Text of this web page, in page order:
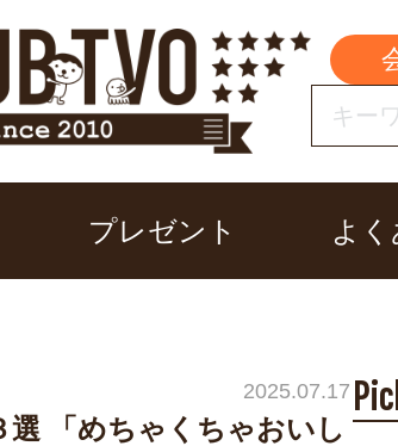
プレゼント よく
2025.07.17
選 「めちゃくちゃおいし